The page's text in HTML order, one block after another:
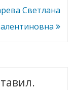
Светлана